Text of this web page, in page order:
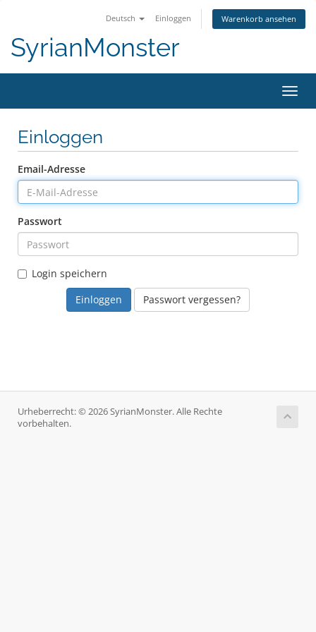
Deutsch Einloggen Warenkorb ansehen
SyrianMonster
ein-/
Einloggen
Email-Adresse
Passwort
Login speichern
Passwort vergessen?
Urheberrecht: © 2026 SyrianMonster. Alle Rechte
vorbehalten.